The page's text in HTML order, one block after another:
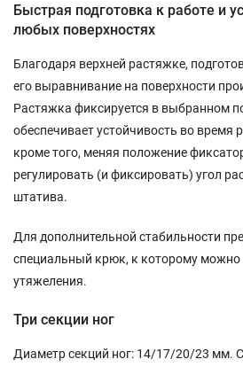
Быстрая подготовка к работе и
любых поверхностях
Благодаря верхней растяжке,
его выравнивание на поверхности
Растяжка фиксируется в выбранном
обеспечивает устойчивость во время
кроме того, меняя положение
регулировать (и фиксировать) угол
штатива.
Для дополнительной стабильности
специальный крюк, к которому можно
утяжеления.
Три секции ног
Диаметр секций ног: 14/17/20/23 мм.